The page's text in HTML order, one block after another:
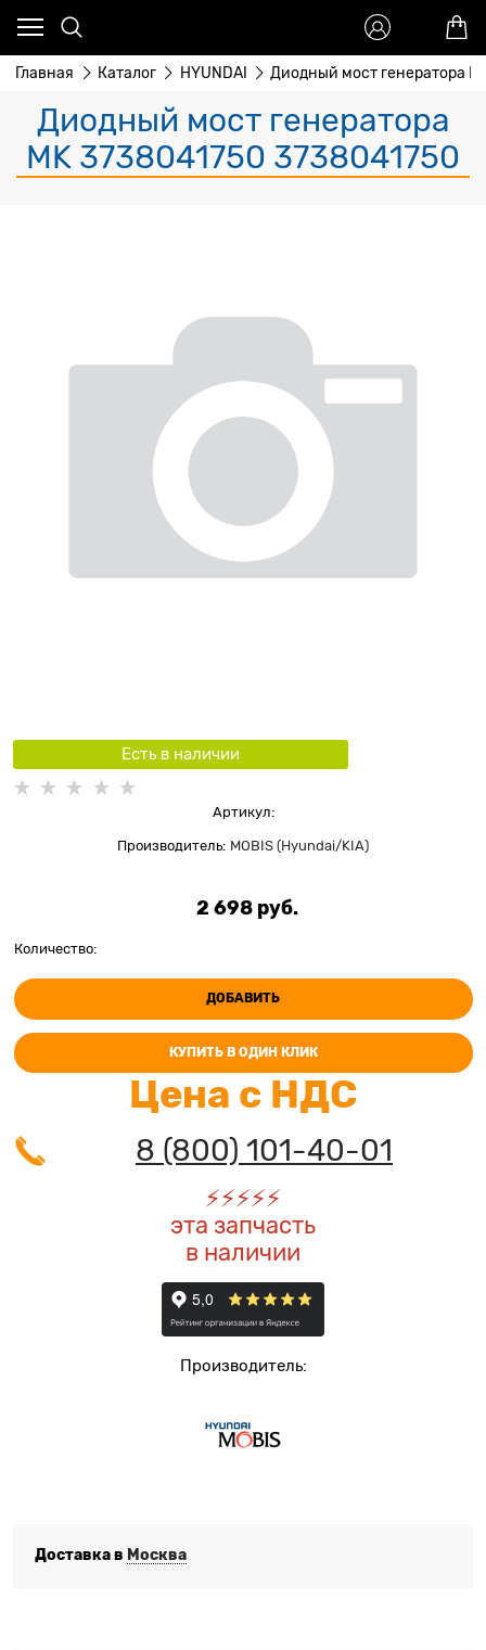
Главная Каталог HYUNDAI Диодный мост генератора
Диодный мост генератора
MK 3738041750 3738041750
Есть в наличии
Артикул:
Производитель: MOBIS (Hyundai/KIA)
2 698 руб.
Количество:
ДОБАВИТЬ
КУПИТЬ В ОДИН КЛИК
Цена с НДС
8 (800) 101-40-01
⚡️⚡️⚡️⚡️⚡️
эта запчасть
в наличии
Производитель:
Доставка в Москва